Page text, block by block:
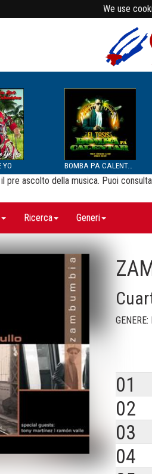
We use
YO BOMBA PA CALENTAR
ascolto della musica. Puoi
Ricerca Generi
01
02
03
04